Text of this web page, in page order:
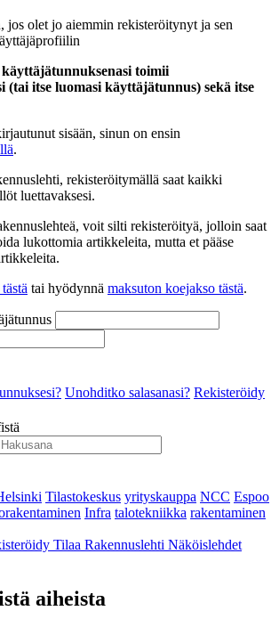
jos olet jo aiemmin rekisteröitynyt ja sen
toimii
(tai itse luomasi käyttäjätunnus) sekä itse
sisään, sinun on ensin
.
rekisteröitymällä saat kaikki
luettavaksesi.
voit silti rekisteröityä, jolloin saat
lukottomia artikkeleita, mutta et pääse
tai hyödynnä maksuton koejakso tästä.
Unohditko salasanasi? Rekisteröidy
Tilastokeskus yrityskauppa NCC Espoo
Infra talotekniikka rakentaminen
Tilaa Rakennuslehti Näköislehdet
aiheista